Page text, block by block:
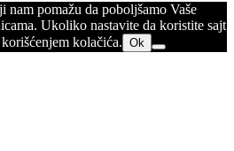
pomažu da poboljšamo Vaše
Ukoliko nastavite da koristite sajt
korišćenjem kolačića. Ok